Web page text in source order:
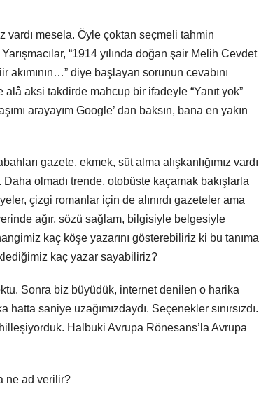
vardı mesela. Öyle çoktan seçmeli tahmin
“1914 yılında doğan şair Melih Cevdet
diye başlayan sorunun cevabını
aksi takdirde mahcup bir ifadeyle “Yanıt yok”
arayayım Google’ dan baksın, bana en yakın
gazete, ekmek, süt alma alışkanlığımız vardı
olmadı trende, otobüste kaçamak bakışlarla
çizgi romanlar için de alınırdı gazeteler ama
ağır, sözü sağlam, bilgisiyle belgesiyle
kaç köşe yazarını gösterebiliriz ki bu tanıma
kaç yazar sayabiliriz?
Sonra biz büyüdük, internet denilen o harika
saniye uzağımızdaydı. Seçenekler sınırsızdı.
Halbuki Avrupa Rönesans’la Avrupa
ne ad verilir?